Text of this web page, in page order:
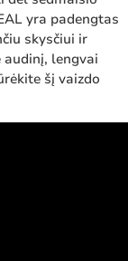
yra padengtas
skysčiui ir
lengvai
šį vaizdo